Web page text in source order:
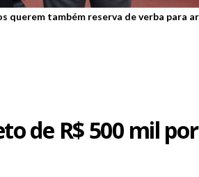
querem também reserva de verba para
de R$ 500 mil por